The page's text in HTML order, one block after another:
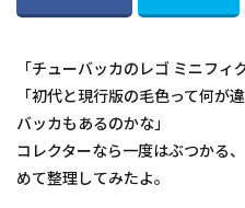
「チューバッカのレゴ ミニフィ
「初代と現行版の毛色って何が
バッカもあるのかな」
コレクターなら一度はぶつかる
めて整理してみたよ。